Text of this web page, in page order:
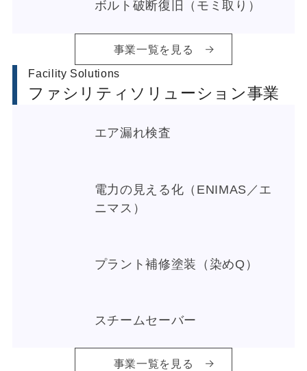
ボルト破断復旧（モミ取り）
事業一覧を見る
Facility Solutions
ファシリティソリューション事業
エア漏れ検査
電力の見える化（ENIMAS／エ
ニマス）
プラント補修塗装（染めQ）
スチームセーバー
事業一覧を見る